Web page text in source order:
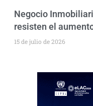
Negocio
resisten el
15 de julio de 2026